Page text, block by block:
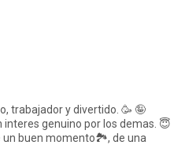
trabajador y divertido. 🥳 🤪
interes genuino por los demas. 😇
un buen momento🏞, de una